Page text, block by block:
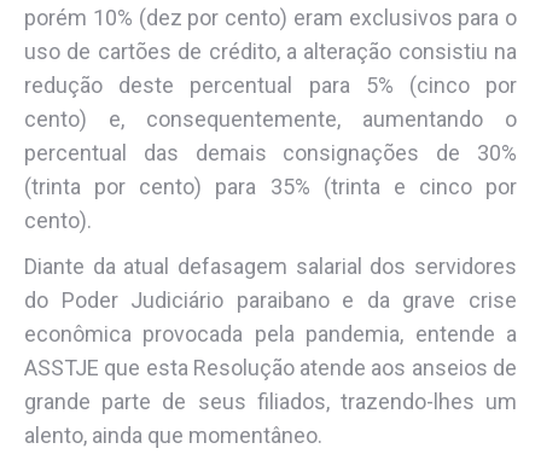
porém 10% (dez por cento) eram exclusivos para o
uso de cartões de crédito, a alteração consistiu na
redução deste percentual para 5% (cinco por
cento) e, consequentemente, aumentando o
percentual das demais consignações de 30%
(trinta por cento) para 35% (trinta e cinco por
cento).
Diante da atual defasagem salarial dos servidores
do Poder Judiciário paraibano e da grave crise
econômica provocada pela pandemia, entende a
ASSTJE que esta Resolução atende aos anseios de
grande parte de seus filiados, trazendo-lhes um
alento, ainda que momentâneo.